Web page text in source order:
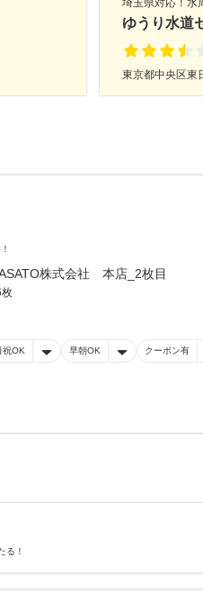
埼玉県対応！水
ゆうり水道
東京都中央区東
祝OK 早朝OK クーポン有
る！